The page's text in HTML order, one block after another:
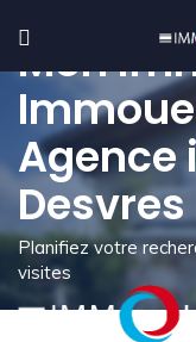
Mon
Agence
Desvres
Planifiez votre
visites